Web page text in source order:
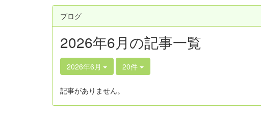
ブログ
2026年6月の記事一覧
2026年6月 20件
記事がありません。